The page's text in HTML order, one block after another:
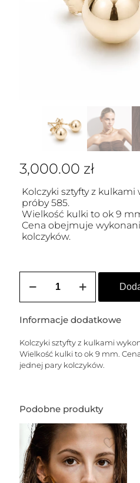
3,000.00 zł
Kolczyki sztyfty z kulkami
próby 585.
Wielkość kulki to ok 9
Cena obejmuje
kolczyków.
Kolczyki
-
(9
mm)
Informacje dodatkowe
Kolczyki sztyfty z kulkami
Wielkość kulki to ok 9 mm.
jednej pary kolczyków.
Podobne produkty